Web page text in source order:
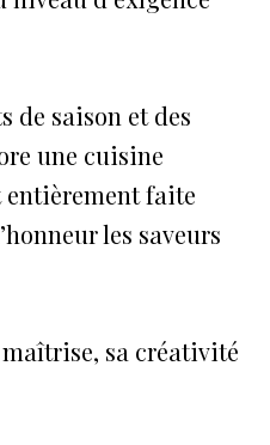
de saison et des
une cuisine
entièrement faite
les saveurs
sa créativité